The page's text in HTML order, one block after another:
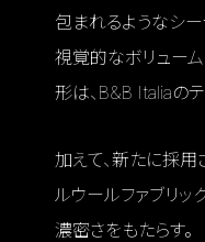
包まれるようなシー
視覚的なボリュー
形は、B&B Italiaの
加えて、新たに採
ルウールファブリッ
濃密さをもたらす。